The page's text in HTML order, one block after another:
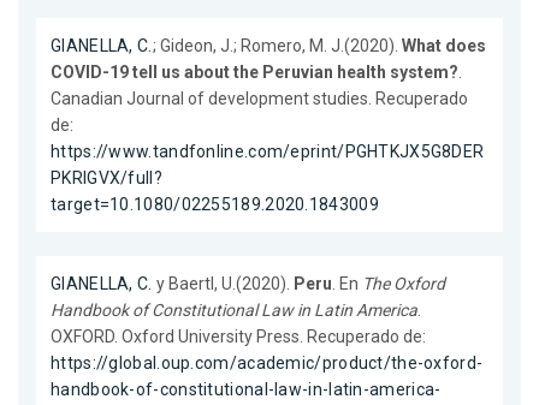
GIANELLA, C.; Gideon, J.; Romero, M. J.(2020). What does
COVID-19 tell us about the Peruvian health system?.
Canadian Journal of development studies. Recuperado
de:
https://www.tandfonline.com/eprint/PGHTKJX5G8DER
PKRIGVX/full?
target=10.1080/02255189.2020.1843009
GIANELLA, C. y Baertl, U.(2020). Peru. En The Oxford
Handbook of Constitutional Law in Latin America.
OXFORD. Oxford University Press. Recuperado de:
https://global.oup.com/academic/product/the-oxford-
handbook-of-constitutional-law-in-latin-america-